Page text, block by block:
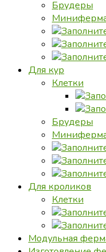
Брудеры
Для кур
Клетки
Брудеры
Для кроликов
Клетки
Модульная